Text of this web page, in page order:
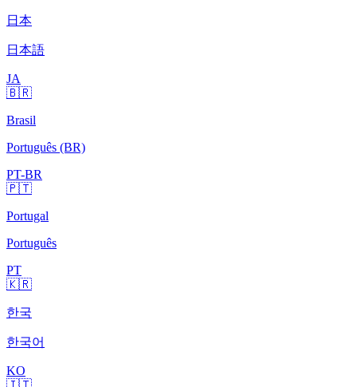
日本
日本語
JA
🇧🇷
Brasil
Português (BR)
PT-BR
🇵🇹
Portugal
Português
PT
🇰🇷
한국
한국어
KO